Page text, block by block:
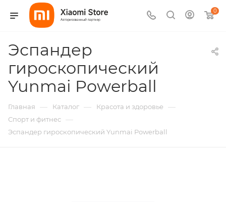
0
Эспандер
гироскопический
Yunmai Powerball
Главная — Каталог — Красота и здоровье —
Спорт и фитнес —
Эспандер гироскопический Yunmai Powerball